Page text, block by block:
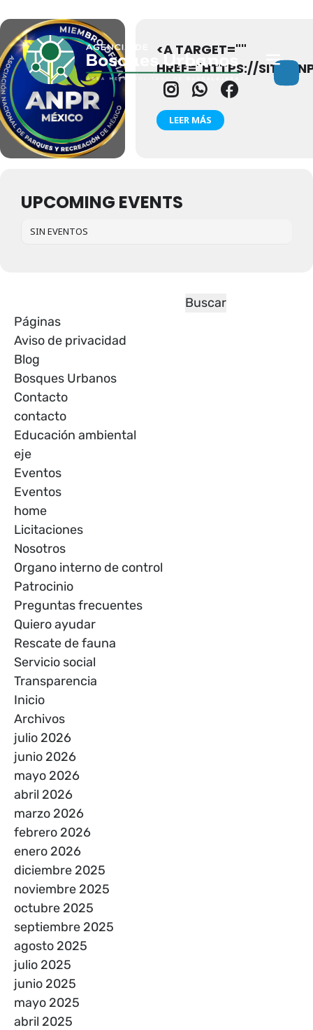
<A TARGET=""
HREF="HTTPS://
LEER MÁS
UPCOMING EVENTS
SIN EVENTOS
Páginas
Aviso de privacidad
Blog
Bosques Urbanos
Contacto
contacto
Educación ambiental
eje
Eventos
Eventos
home
Licitaciones
Nosotros
Organo interno de control
Patrocinio
Preguntas frecuentes
Quiero ayudar
Rescate de fauna
Servicio social
Transparencia
Inicio
Archivos
julio 2026
junio 2026
mayo 2026
abril 2026
marzo 2026
febrero 2026
enero 2026
diciembre 2025
noviembre 2025
octubre 2025
septiembre 2025
agosto 2025
julio 2025
junio 2025
mayo 2025
abril 2025